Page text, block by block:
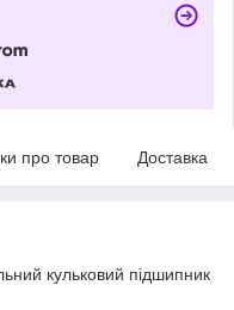
про товар Доставка
кульковий підшипник